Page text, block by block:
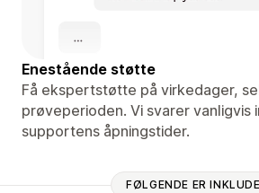
Enestående støtte
Få ekspertstøtte på virkedager,
prøveperioden. Vi svarer vanligvis
supportens åpningstider.
FØLGENDE ER